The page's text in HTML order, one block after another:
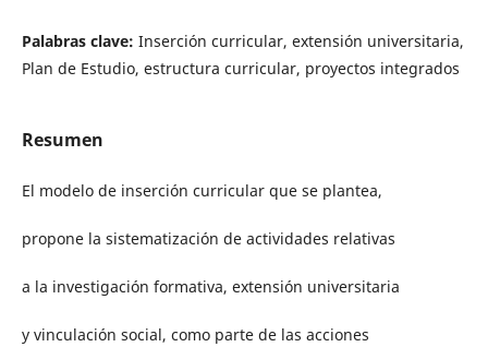
Palabras clave: Inserción curricular, extensión universitaria,
Plan de Estudio, estructura curricular, proyectos integrados
Resumen
El modelo de inserción curricular que se plantea,
propone la sistematización de actividades relativas
a la investigación formativa, extensión universitaria
y vinculación social, como parte de las acciones